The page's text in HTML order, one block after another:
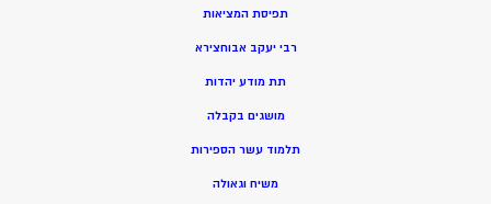
תפיסת המציאות
רבי יעקב אבוחצירא
תת מודע יהדות
מושגים בקבלה
תלמוד עשר הספירות
משיח וגאולה